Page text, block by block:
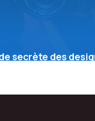
secrète des